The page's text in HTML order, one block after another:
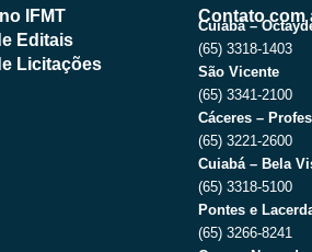
b
e
g
r
a
m
IFMT
Editais
Licitações
Contato com
Cuiabá –
(65) 3318-1403
São Vicente
(65) 3341-2100
Cáceres –
(65) 3221-2600
Cuiabá – Bela
(65) 3318-5100
Pontes e
(65) 3266-8241